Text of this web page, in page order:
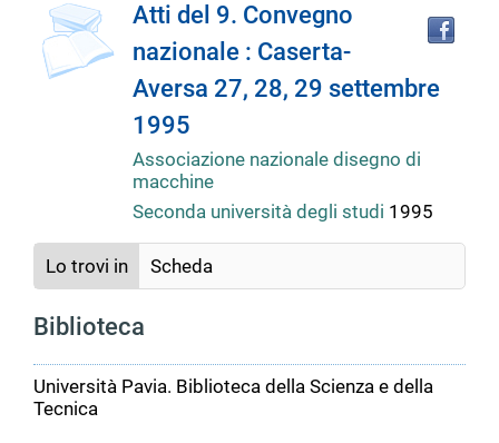
Dettaglio
del
documento
Atti del 9. Convegno
nazionale : Caserta-
Aversa 27, 28, 29 settembre
1995
Associazione nazionale disegno di
macchine
Seconda università degli studi 1995
Lo trovi in Scheda
Biblioteca
Università Pavia. Biblioteca della Scienza e della
Tecnica